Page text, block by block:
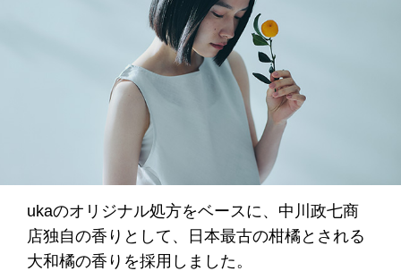
ukaのオリジナル処方をベースに、中川政七商
店独自の香りとして、日本最古の柑橘とされる
大和橘の香りを採用しました。